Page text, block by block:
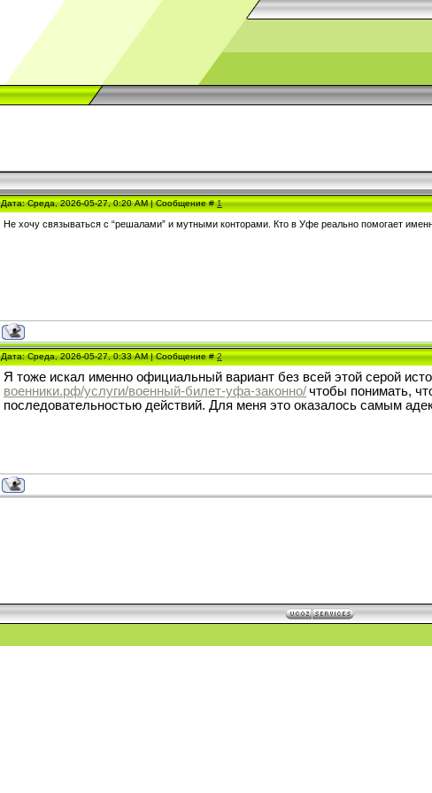
Дата: Среда, 2026-05-27, 0:20 AM | Сообщение #1
Не хочу связываться с “решалами” и мутными конторами. Кто в Уфе реально помогает
Дата: Среда, 2026-05-27, 0:33 AM | Сообщение #2
Я тоже искал именно официальный вариант без всей этой серой
военники.рф/услуги/военный-билет-уфа-законно/чтобы понимать,
последовательностью действий. Для меня это оказалось самым